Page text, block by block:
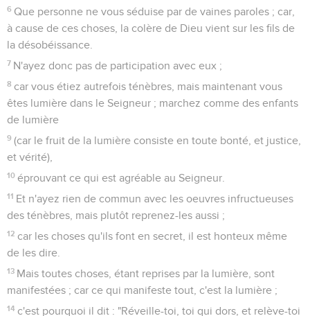
6 Que personne ne vous séduise par de vaines paroles ; car,
à cause de ces choses, la colère de Dieu vient sur les fils de
la désobéissance.
7 N'ayez donc pas de participation avec eux ;
8 car vous étiez autrefois ténèbres, mais maintenant vous
êtes lumière dans le Seigneur ; marchez comme des enfants
de lumière
9 (car le fruit de la lumière consiste en toute bonté, et justice,
et vérité),
10 éprouvant ce qui est agréable au Seigneur.
11 Et n'ayez rien de commun avec les oeuvres infructueuses
des ténèbres, mais plutôt reprenez-les aussi ;
12 car les choses qu'ils font en secret, il est honteux même
de les dire.
13 Mais toutes choses, étant reprises par la lumière, sont
manifestées ; car ce qui manifeste tout, c'est la lumière ;
14 c'est pourquoi il dit : "Réveille-toi, toi qui dors, et relève-toi